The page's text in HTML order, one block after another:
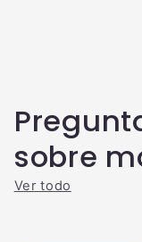
sobre
Ver todo